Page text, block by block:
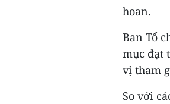
hoan.
Ban Tổ
mục đạt
vị tham
So với